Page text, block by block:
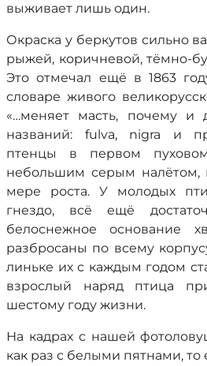
выживает лишь один.
Окраска у беркутов сильно
рыжей, коричневой, тёмно-
Это отмечал ещё в 1863
словаре живого
«…меняет масть, почему и
названий: fulva, nigra и
птенцы в первом
небольшим серым налётом,
мере роста. У молодых
гнездо, всё ещё
белоснежное основание
разбросаны по всему
линьке их с каждым годом
взрослый наряд птица
шестому году жизни.
На кадрах с нашей
как раз с белыми пятнами, то